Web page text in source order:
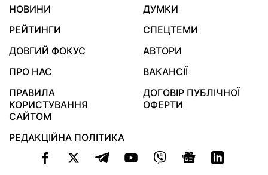
НОВИНИ
ДУМКИ
РЕЙТИНГИ
СПЕЦТЕМИ
ДОВГИЙ ФОКУС
АВТОРИ
ПРО НАС
ВАКАНСІЇ
ПРАВИЛА
КОРИСТУВАННЯ
САЙТОМ
ДОГОВІР ПУБЛІЧНОЇ
ОФЕРТИ
РЕДАКЦІЙНА ПОЛІТИКА